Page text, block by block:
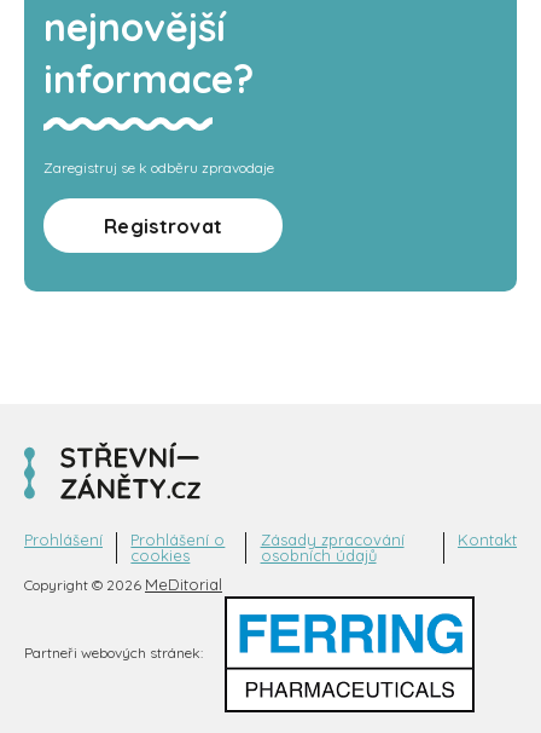
nejnovější
informace?
Zaregistruj se k odběru zpravodaje
Registrovat
Copyright © 2026 MeDitorial
Prohlášení
Prohlášení o
cookies
Zásady zpracování
osobních údajů
Kontakt
Partneři webových stránek: